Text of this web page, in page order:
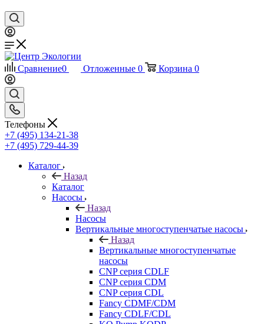
Сравнение0 Отложенные 0 Корзина 0
Телефоны
+7 (495) 134-21-38
+7 (495) 729-44-39
Каталог
Назад
Каталог
Насосы
Назад
Насосы
Вертикальные многоступенчатые насосы
Назад
Вертикальные многоступенчатые
насосы
CNP серия CDLF
CNP серия CDM
CNP серия CDL
Fancy CDMF/CDM
Fancy CDLF/CDL